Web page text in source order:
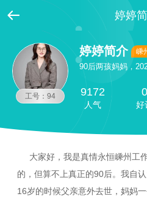
 婷婷
工号：94
婷婷简介 嵊
90后两孩妈妈，
9172
人气
0
好
大家好，我是真情永恒嵊州工
的，但算不上真正的90后。我自
16岁的时候父亲意外去世，妈妈